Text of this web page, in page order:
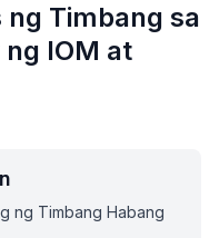
Timbang sa
IOM at
ng Timbang Habang